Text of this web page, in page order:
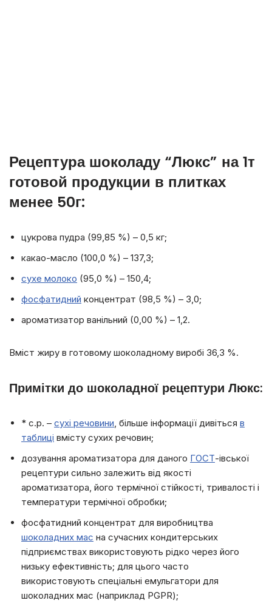
Рецептура шоколаду “Люкс” на 1т
готовой продукции в плитках
менее 50г:
цукрова пудра (99,85 %) – 0,5 кг;
какао-масло (100,0 %) – 137,3;
сухе молоко (95,0 %) – 150,4;
фосфатидний концентрат (98,5 %) – 3,0;
ароматизатор ванільний (0,00 %) – 1,2.
Вміст жиру в готовому шоколадному виробі 36,3 %.
Примітки до шоколадної рецептури Люкс:
* с.р. – сухі речовини, більше інформації дивіться в
таблиці вмісту сухих речовин;
дозування ароматизатора для даного ГОСТ-івської
рецептури сильно залежить від якості
ароматизатора, його термічної стійкості, тривалості і
температури термічної обробки;
фосфатидний концентрат для виробництва
шоколадних мас на сучасних кондитерських
підприємствах використовують рідко через його
низьку ефективність; для цього часто
використовують спеціальні емульгатори для
шоколадних мас (наприклад PGPR);